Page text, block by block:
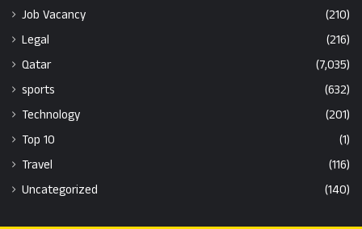
Job Vacancy
(210)
Legal
(216)
Qatar
(7,035)
sports
(632)
Technology
(201)
Top 10
(1)
Travel
(116)
Uncategorized
(140)